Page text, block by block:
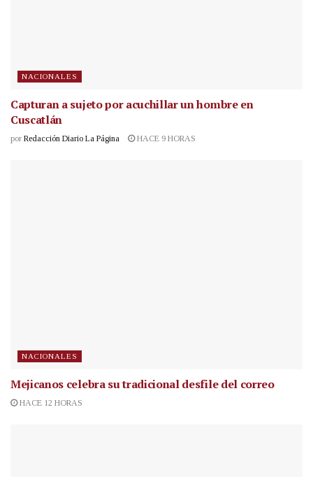
NACIONALES
Capturan a sujeto por acuchillar un hombre en
Cuscatlán
por Redacción Diario La Página HACE 9 HORAS
NACIONALES
Mejicanos celebra su tradicional desfile del correo
HACE 12 HORAS